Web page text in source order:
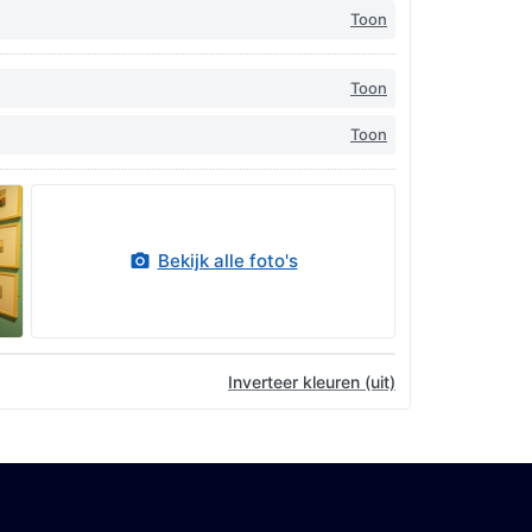
Toon
Toon
Toon
Bekijk alle foto's
Inverteer kleuren (uit)